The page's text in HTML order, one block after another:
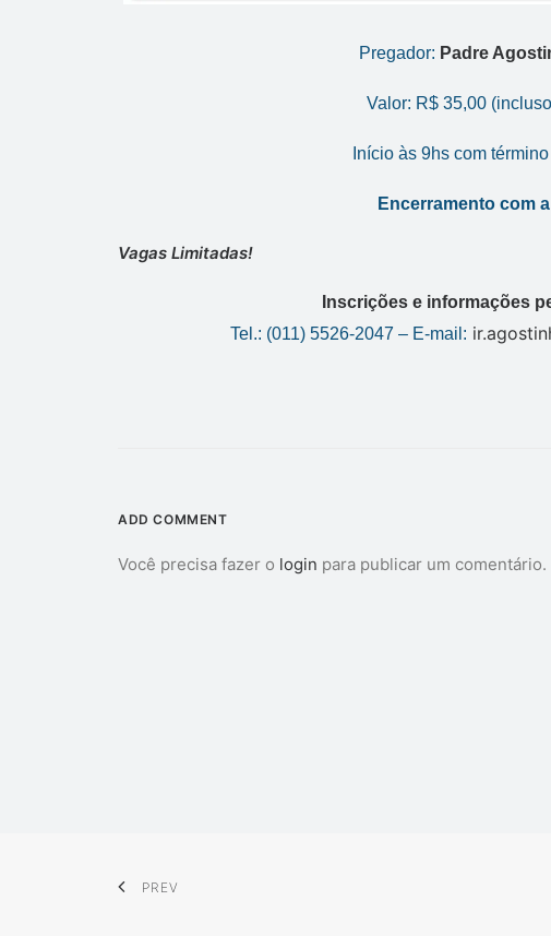
Pregador: Padre
Valor: R$ 35,00
Início às 9hs com
Encerramento com
Vagas Limitadas!
Inscrições e informações
Tel.: (011) 5526-2047 – E-mail:
ADD COMMENT
Você precisa fazer o login para publicar um comentário.
PREV